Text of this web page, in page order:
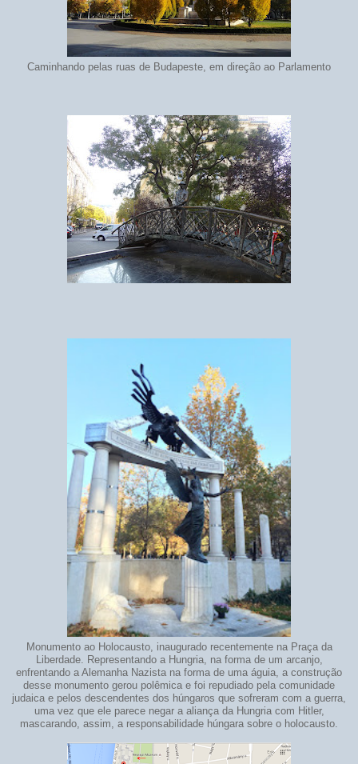
Caminhando pelas ruas de Budapeste, em direção ao Parlamento
Monumento ao Holocausto, inaugurado recentemente na Praça da
Liberdade. Representando a Hungria, na forma de um arcanjo,
enfrentando a Alemanha Nazista na forma de uma águia, a construção
desse monumento gerou polêmica e foi repudiado pela comunidade
judaica e pelos descendentes dos húngaros que sofreram com a guerra,
uma vez que ele parece negar a aliança da Hungria com Hitler,
mascarando, assim, a responsabilidade húngara sobre o holocausto.